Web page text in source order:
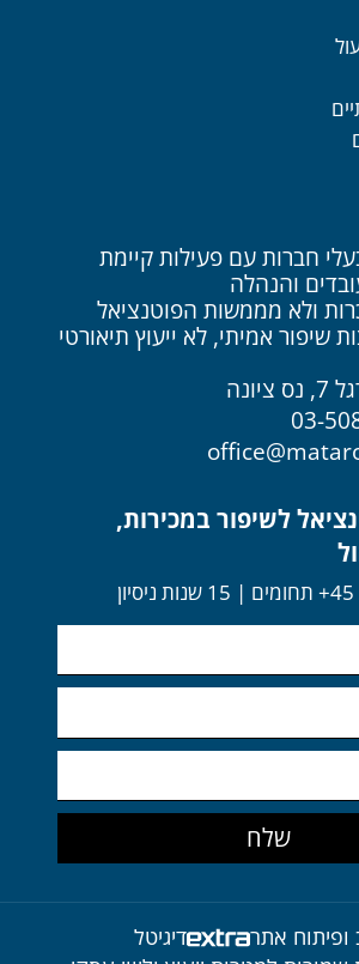
חברות עם פעילות קיימת
והנהלה
ולא מממשות הפוטנציאל
שיפור אמיתי, לא ייעוץ תיאורטי
לשיפור במכירות,
ופיתוח אתר דיגיטל